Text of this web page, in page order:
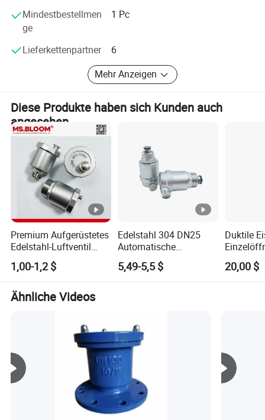
Mindestbestellmen
ge
1 Pc
Lieferkettenpartner
6
Mehr Anzeigen
Diese Produkte haben sich Kunden auch
angesehen
Premium Aufgerüstetes
Edelstahl-Luftventil
AISI304 Bleifrei
1,00-1,2 $
Edelstahl 304 DN25
Automatische
Schnellventil Eahaust
Ventil Auto Luftventil
/Luftfreigabe Bier/ Auto
5,49-5,5 $
Duktile
Flansch
20,00 $
Ähnliche Videos